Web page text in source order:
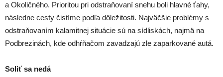
a Okoličného. Prioritou pri odstraňovaní snehu boli hlavné ťahy,
následne cesty čistíme podľa dôležitosti. Najväčšie problémy s
odstraňovaním kalamitnej situácie sú na sídliskách, najmä na
Podbrezinách, kde odhŕňačom zavadzajú zle zaparkované autá.
Soliť sa nedá